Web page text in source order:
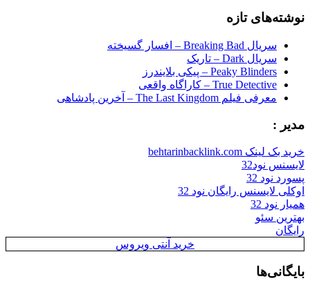
نوشته‌های تازه
سریال Breaking Bad – افسار گسیخته
سریال Dark – تاریک
Peaky Blinders – پیکی بلایندرز
True Detective – کاراگاه واقعی
معرفی فیلم The Last Kingdom – آخرین پادشاهی
مدیر :
خرید بک لینک behtarinbacklink.com
لایسنس نود32
پسورد نود 32
اوکلی لایسنس رایگان نود 32
همیار نود 32
بهترین سئو
رایگان
خرید آنتی ویروس
بایگانی‌ها